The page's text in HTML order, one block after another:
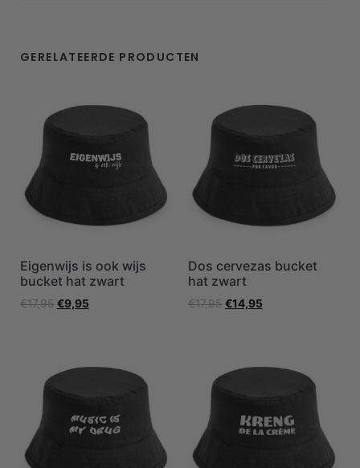
GERELATEERDE PRODUCTEN
Eigenwijs is ook wijs
bucket hat zwart
€17,95 €9,95
Dos cervezas bucket
hat zwart
€17,95 €14,95